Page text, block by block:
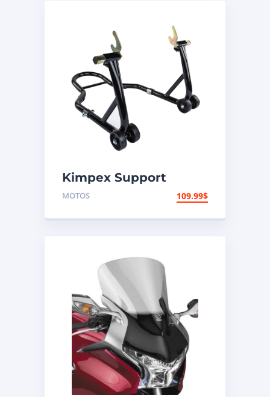
Kimpex Support
arrière de
MOTOS 109.99$